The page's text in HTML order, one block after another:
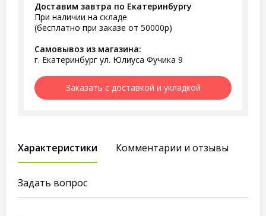
Доставим завтра по Екатеринбургу
При наличии на складе
(бесплатно при заказе от 50000р)
Самовывоз из магазина:
г. Екатеринбург ул. Юлиуса Фучика 9
Заказать с доставкой и укладкой
Характеристики Комментарии и отзывы
Задать вопрос